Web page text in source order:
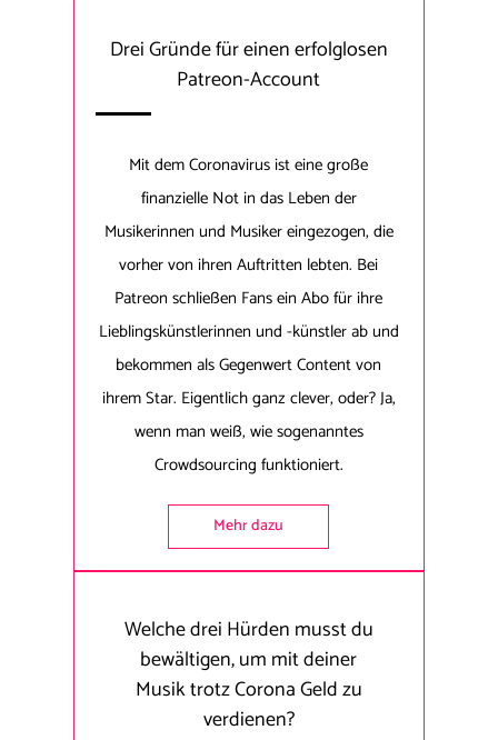
Drei Gründe für einen erfolglosen
Patreon-Account
Mit dem Coronavirus ist eine große
finanzielle Not in das Leben der
Musikerinnen und Musiker eingezogen, die
vorher von ihren Auftritten lebten. Bei
Patreon schließen Fans ein Abo für ihre
Lieblingskünstlerinnen und -künstler ab und
bekommen als Gegenwert Content von
ihrem Star. Eigentlich ganz clever, oder? Ja,
wenn man weiß, wie sogenanntes
Crowdsourcing funktioniert.
Mehr dazu
Welche drei Hürden musst du
bewältigen, um mit deiner
Musik trotz Corona Geld zu
verdienen?